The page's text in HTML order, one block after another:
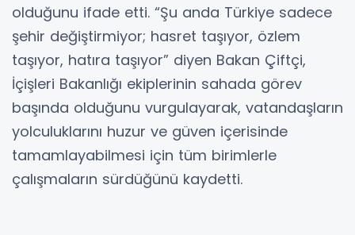
olduğunu ifade etti. “Şu anda Türkiye sadece
şehir değiştirmiyor; hasret taşıyor, özlem
taşıyor, hatıra taşıyor” diyen Bakan Çiftçi,
İçişleri Bakanlığı ekiplerinin sahada görev
başında olduğunu vurgulayarak, vatandaşların
yolculuklarını huzur ve güven içerisinde
tamamlayabilmesi için tüm birimlerle
çalışmaların sürdüğünü kaydetti.